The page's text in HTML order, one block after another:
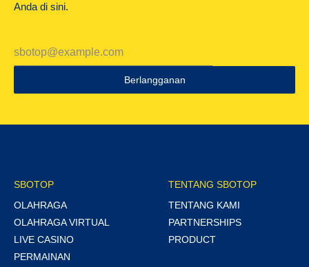
Anda di sini.
Berlangganan
SBOTOP
OLAHRAGA
OLAHRAGA VIRTUAL
LIVE CASINO
PERMAINAN
TENTANG SBOTOP
TENTANG KAMI
PARTNERSHIPS
PRODUCT